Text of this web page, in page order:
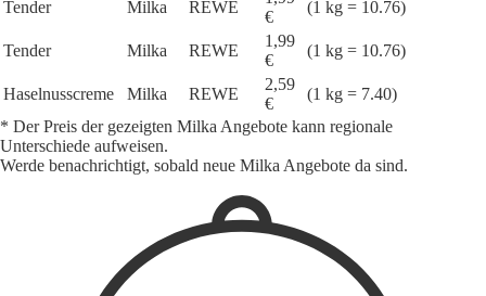
Tender Milka REWE
€
(1 kg = 10.76)
Tender Milka REWE
1,99
€
(1 kg = 10.76)
Haselnusscreme Milka REWE
2,59
€
(1 kg = 7.40)
* Der Preis der gezeigten Milka Angebote kann regionale
Unterschiede aufweisen.
Werde benachrichtigt, sobald neue Milka Angebote da sind.